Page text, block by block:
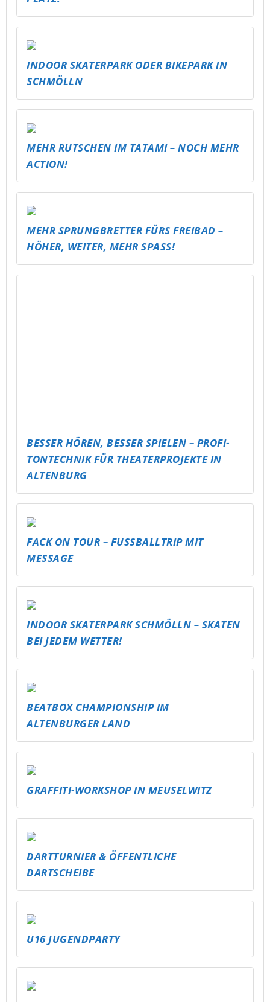
INDOOR SKATERPARK ODER BIKEPARK IN
SCHMÖLLN
MEHR RUTSCHEN IM TATAMI – NOCH MEHR
ACTION!
MEHR SPRUNGBRETTER FÜRS FREIBAD –
HÖHER, WEITER, MEHR SPASS!
INDOOR SKATERPARK SCHMÖLLN – SKATEN
BEATBOX CHAMPIONSHIP IM
GRAFFITI-WORKSHOP IN MEUSELWITZ
DARTTURNIER & ÖFFENTLICHE
DARTSCHEIBE
U16 JUGENDPARTY
INDOOR PARK
MEHR GEMÜTLICHKEIT IM STAK – SITZSÄCKE
FÜR ALLE